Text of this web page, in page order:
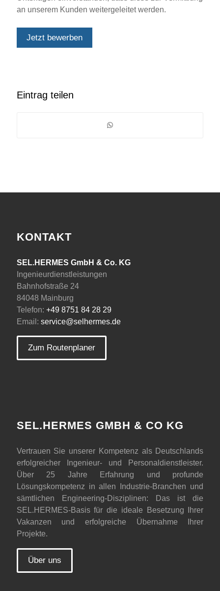
an unserem Kunden weitergeleitet werden.
Jetzt bewerben
Eintrag teilen
KONTAKT
SEL.HERMES GmbH & Co. KG
Ingenieurdienstleistungen
Bahnhofstraße 24
84048 Mainburg
Telefon: +49 8751 84 28 29
Email: service@selhermes.de
Zum Routenplaner
SEL.HERMES GMBH & CO KG
Vertrauen Sie unserer Kompetenz als Deutschlands
erfolgreicher Ingenieur- und Personaldienstleister.
Über 25 Jahre Erfahrung und profunde
Lösungskompetenz in allen Industrie-Branchen und
sämtlichen Engineering-Disziplinen: Das ist die
SEL.HERMES-Basis für die ideale Besetzung Ihrer
Vakanzen und erfolgreiche Übernahme Ihrer
Projekte.
Über uns